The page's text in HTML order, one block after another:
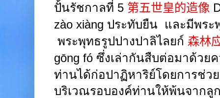
ปั้นรัชกาลที่ 5 第五世皇的造像
zào xiàng ประทับยืน และมีพร
พระพุทธรูปปางปาลิไลยก์ 森林
gōng fó ซึ่งเล่ากันสืบต่อมาด้วย
ท่านได้ก่อปาฏิหาริย์โดยการช่ว
บริเวณรอบองค์ท่านให้พ้นจากลู